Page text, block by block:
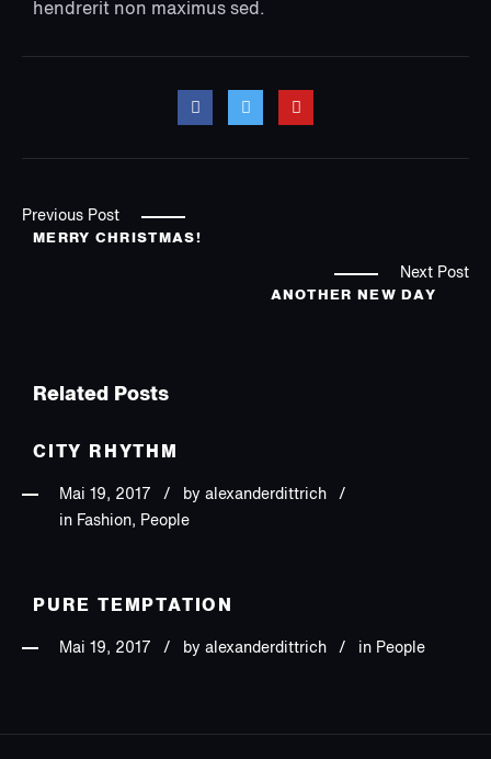
hendrerit non maximus sed.
Previous Post
MERRY CHRISTMAS!
Next Post
ANOTHER NEW DAY
Related Posts
CITY RHYTHM
Mai 19, 2017 by alexanderdittrich
in Fashion, People
PURE TEMPTATION
Mai 19, 2017 by alexanderdittrich in People